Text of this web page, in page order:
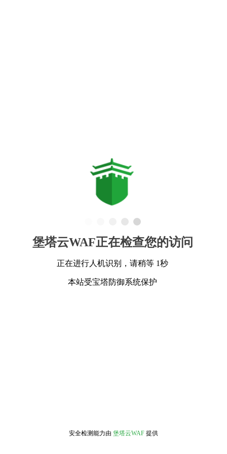
堡塔云WAF正在检查您的访问
正在进行人机识别，请稍等 1秒
本站受宝塔防御系统保护
安全检测能力由 堡塔云WAF 提供